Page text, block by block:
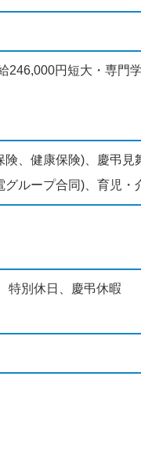
円短大・専門
、健康保険)、慶弔見
ループ合同)、育児・
特別休日、慶弔休暇